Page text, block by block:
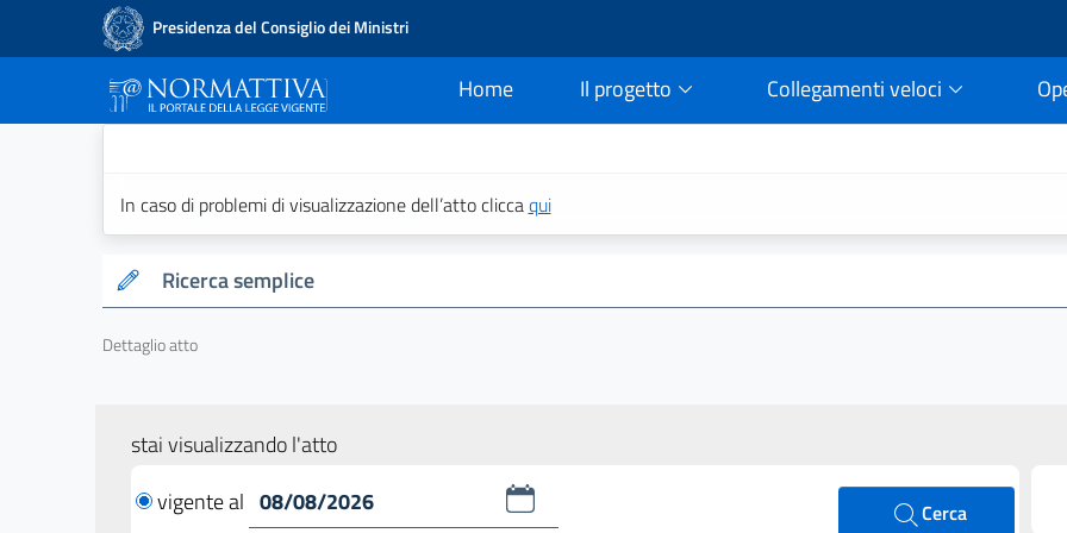
Presidenza del Consiglio dei Ministri
Home
current Il progetto Collegamenti veloci
In caso di problemi di visualizzazione dell’atto cliccaqui
Ricerca semplice
Dettaglio atto
stai visualizzando l'atto
vigente al
Cerca